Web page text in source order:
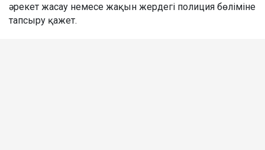
әрекет жасау немесе жақын жердегі полиция бөліміне
тапсыру қажет.